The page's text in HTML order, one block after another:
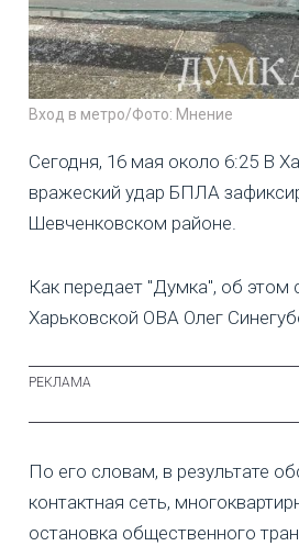
Вход в метро/Фото: Мнение
Сегодня, 16 мая около 6:25 В
вражеский удар БПЛА
Шевченковском районе.
Как передает "Думка", об этом
Харьковской ОВА Олег
По его словам, в результате
контактная сеть,
остановка общественного